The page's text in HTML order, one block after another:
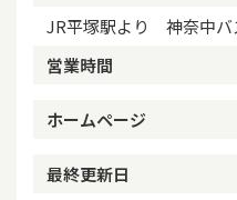
JR平塚駅より 神奈中
営業時間
ホームページ
最終更新日